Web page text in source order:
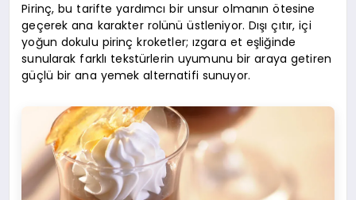
Pirinç, bu tarifte yardımcı bir unsur olmanın ötesine
geçerek ana karakter rolünü üstleniyor. Dışı çıtır, içi
yoğun dokulu pirinç kroketler; ızgara et eşliğinde
sunularak farklı tekstürlerin uyumunu bir araya getiren
güçlü bir ana yemek alternatifi sunuyor.